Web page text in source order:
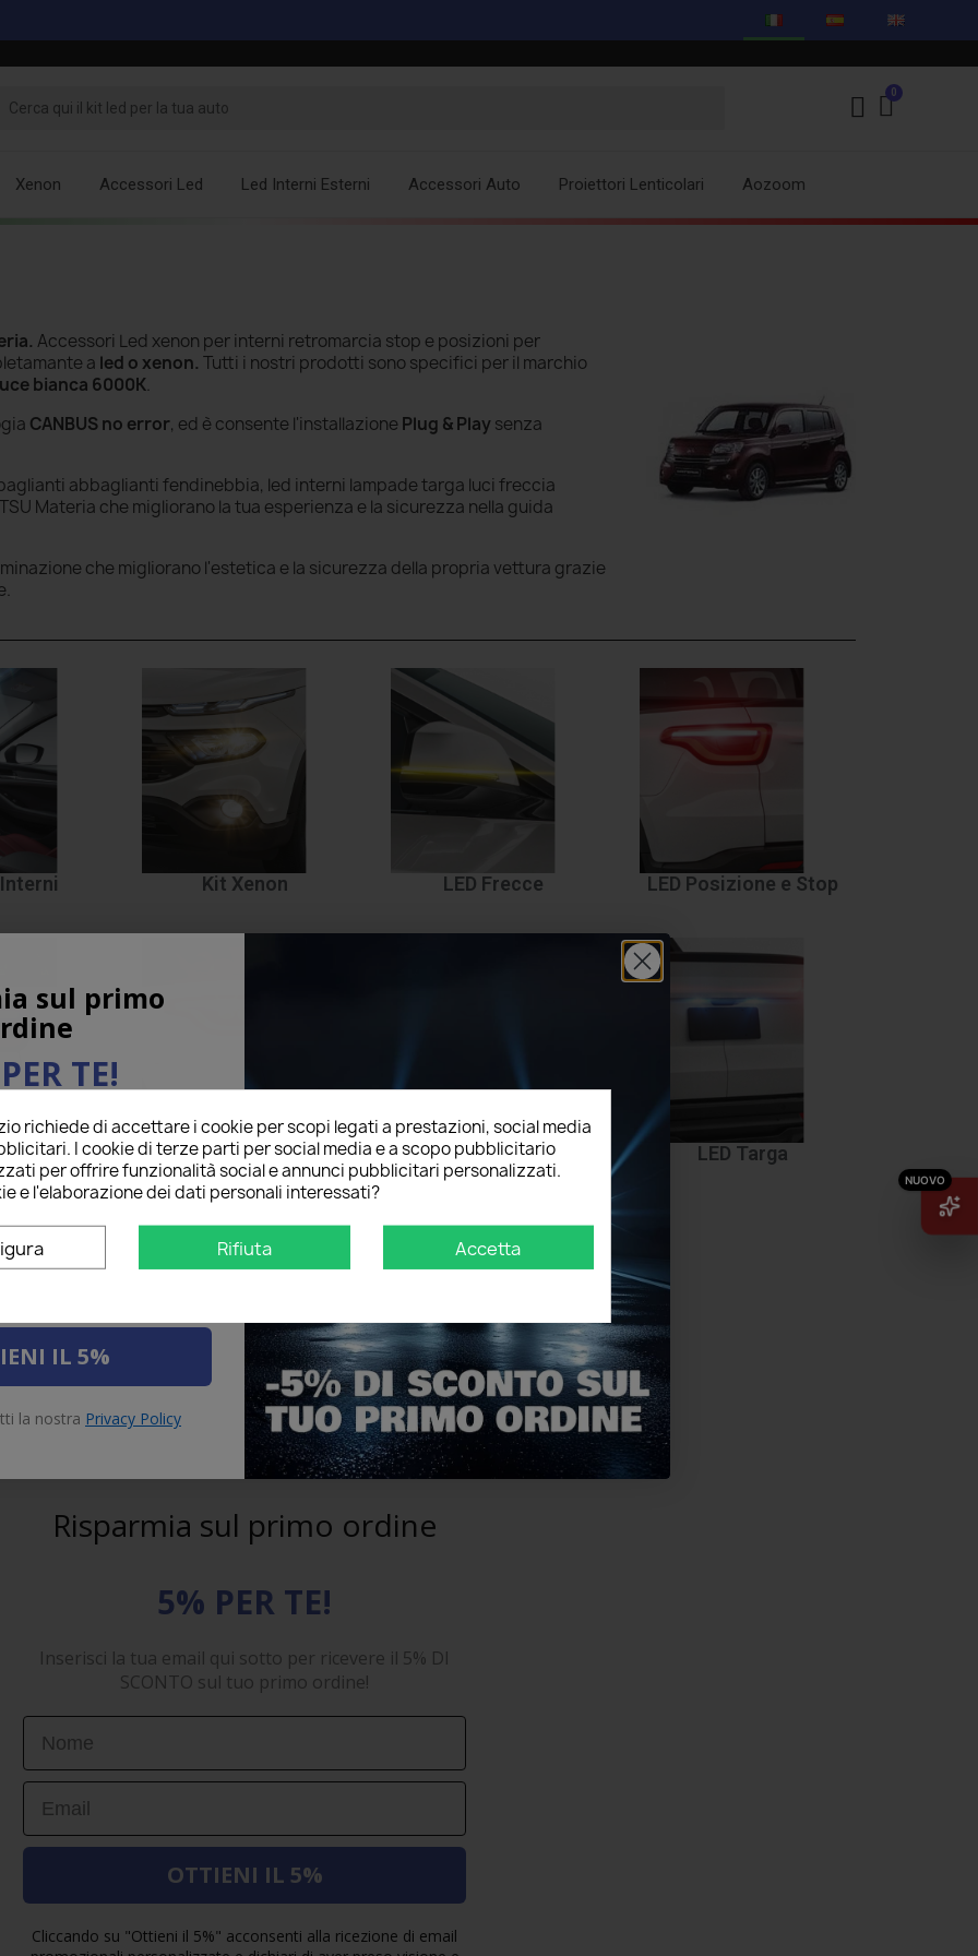
Xenon Accessori Led Led Interni Esterni Accessori Auto Proiettori Lenticolari Aozoom
. Accessori Led xenon per interni retromarcia stop e posizioni per
a led o xenon. Tutti i nostri prodotti sono specifici per il marchio
bianca 6000K.
CANBUS no error, ed è consente l'installazione Plug & Playsenza
abbaglianti fendinebbia, led interni lampade targa luci freccia
Materia che migliorano la tua esperienza e la sicurezza nella guida
che migliorano l'estetica e la sicurezza della propria vettura grazie
Kit Xenon LED Frecce LED Posizione e Stop
LED Retronebbia LED Sottoporta LED Targa
Risparmia sul primo ordine
5% PER TE!
Inserisci la tua email qui sotto per ricevere il 5% DI
SCONTO sul tuo primo ordine!
First Name
Email
OTTIENI IL 5%
Cliccando su "Ottieni il 5%" acconsenti alla ricezione di email
richiede di accettare i cookie per scopi legati a prestazioni, social media
I cookie di terze parti per social media e a scopo pubblicitario
per offrire funzionalità social e annunci pubblicitari personalizzati.
e l'elaborazione dei dati personali interessati?
Rifiuta Accetta
sul primo
TE!
qui sotto per ricevere il
sul tuo primo ordine!
IL 5%
la nostra Privacy Policy